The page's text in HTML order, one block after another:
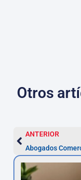
Otros
ANTERIOR